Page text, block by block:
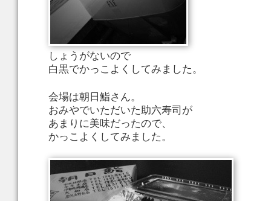
しょうがないので
白黒でかっこよくしてみました。
会場は朝日鮨さん。
おみやでいただいた助六寿司が
あまりに美味だったので、
かっこよくしてみました。